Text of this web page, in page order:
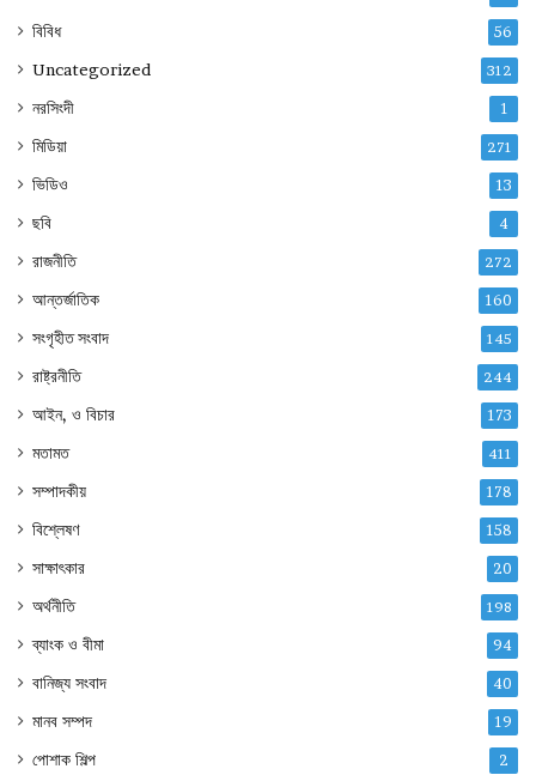
বিবিধ 56
Uncategorized 312
নরসিংদী 1
মিডিয়া 271
ভিডিও 13
ছবি 4
রাজনীতি 272
আন্তর্জাতিক 160
সংগৃহীত সংবাদ 145
রাষ্ট্রনীতি 244
আইন, ও বিচার 173
মতামত 411
সম্পাদকীয় 178
বিশ্লেষণ 158
সাক্ষাৎকার 20
অর্থনীতি 198
ব্যাংক ও বীমা 94
বানিজ্য সংবাদ 40
মানব সম্পদ 19
পোশাক শিল্প 2